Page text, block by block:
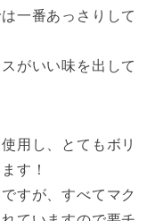
一番あっさりして
がいい味を出して
用し、とてもボリ
す！
すが、すべてマク